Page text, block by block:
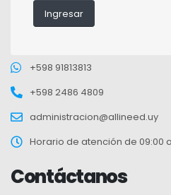
Ingresar
+598 91813813
+598 2486 4809
administracion@allineed.uy
Horario de atención de 09:00 a
Contáctanos